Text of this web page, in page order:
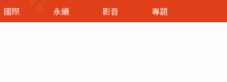
國際 永續 影音 專題